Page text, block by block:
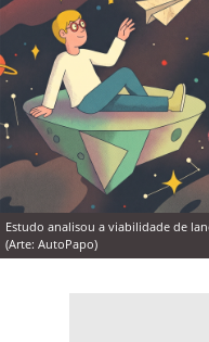
Estudo analisou a viabilidade de
(Arte: AutoPapo)